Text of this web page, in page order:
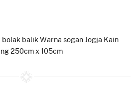
balik Warna sogan Jogja Kain
250cm x 105cm